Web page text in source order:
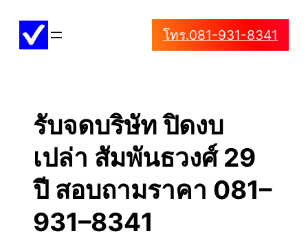
โทร.081-931-8341
รับจดบริษัท ปิดงบ
เปล่า สัมพันธวงศ์ 29
ปี สอบถามราคา 081–
931–8341